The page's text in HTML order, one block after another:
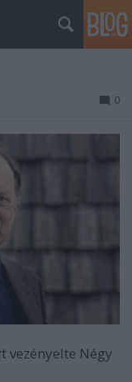
0
vezényelte Négy